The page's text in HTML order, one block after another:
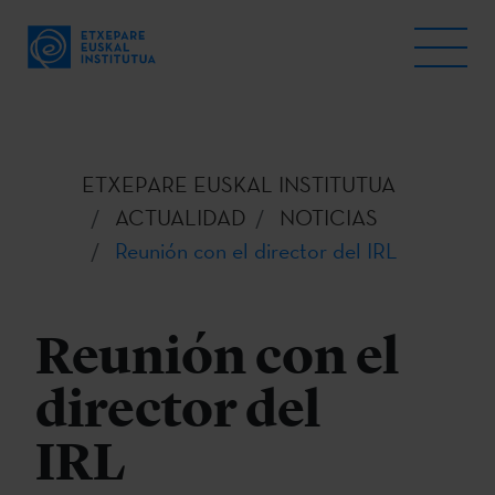
ETXEPARE EUSKAL INSTITUTUA
ACTUALIDAD
NOTICIAS
Reunión con el director del IRL
Reunión con el
director del
IRL